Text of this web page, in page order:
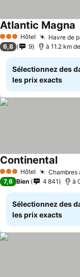
3 ÉtoilesHôtel Havre de
Atlantic Magna
6,8 9 à 11.2 km
Sélectionnez des
les prix exacts
3 ÉtoilesHôtel Chambres
Continental
7,6 Bien 4 841 à
Sélectionnez des
les prix exacts